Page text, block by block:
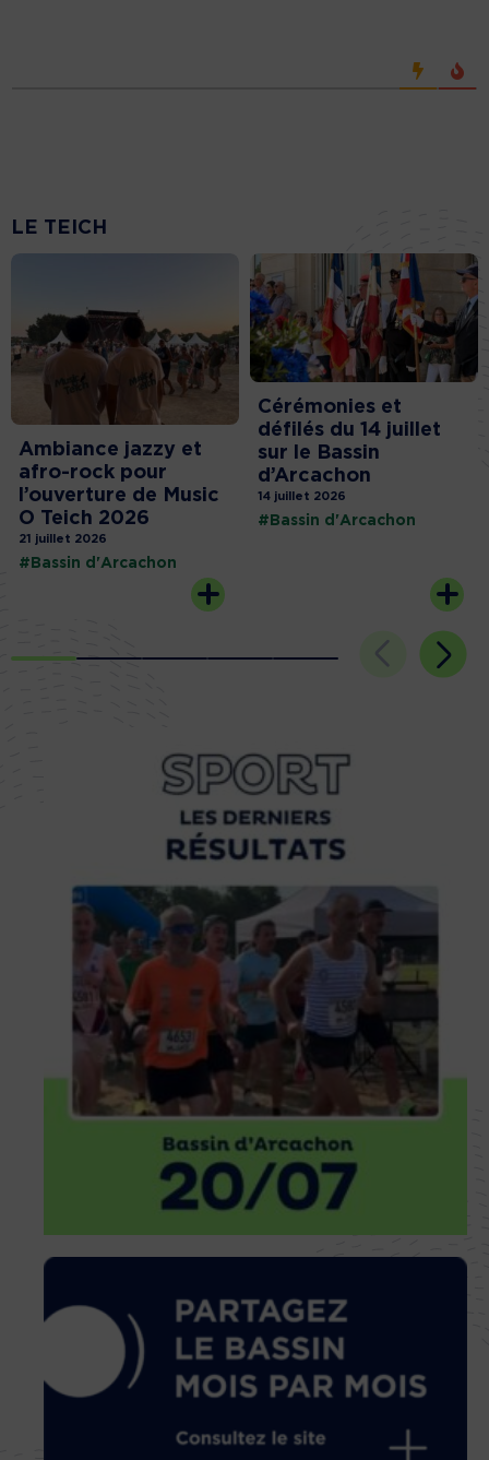
LE TEICH
Ambiance jazzy et
afro-rock pour
l’ouverture de Music
O Teich 2026
21 juillet 2026
#Bassin d'Arcachon
Cérémonies et
défilés du 14 juillet
sur le Bassin
d’Arcachon
14 juillet 2026
#Bassin d'Arcachon